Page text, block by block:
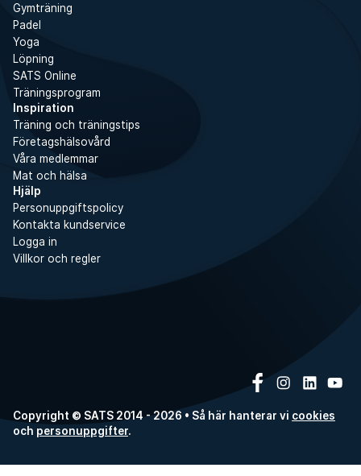
Gymträning
Padel
Yoga
Löpning
SATS Online
Träningsprogram
Inspiration
Träning och träningstips
Företagshälsovård
Våra medlemmar
Mat och hälsa
Hjälp
Personuppgiftspolicy
Kontakta kundservice
Logga in
Villkor och regler
Copyright © SATS 2014 - 2026 • Så här hanterar vi cookies
och personuppgifter.